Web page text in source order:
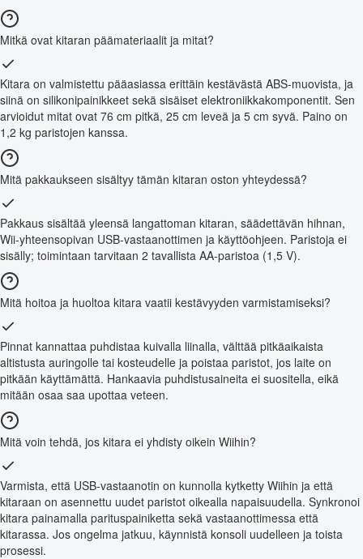
Mitkä ovat kitaran päämateriaalit ja mitat?
Kitara on valmistettu pääasiassa erittäin kestävästä ABS-muovista, ja
siinä on silikonipainikkeet sekä sisäiset elektroniikkakomponentit. Sen
arvioidut mitat ovat 76 cm pitkä, 25 cm leveä ja 5 cm syvä. Paino on
1,2 kg paristojen kanssa.
Mitä pakkaukseen sisältyy tämän kitaran oston yhteydessä?
Pakkaus sisältää yleensä langattoman kitaran, säädettävän hihnan,
Wii-yhteensopivan USB-vastaanottimen ja käyttöohjeen. Paristoja ei
sisälly; toimintaan tarvitaan 2 tavallista AA-paristoa (1,5 V).
Mitä hoitoa ja huoltoa kitara vaatii kestävyyden varmistamiseksi?
Pinnat kannattaa puhdistaa kuivalla liinalla, välttää pitkäaikaista
altistusta auringolle tai kosteudelle ja poistaa paristot, jos laite on
pitkään käyttämättä. Hankaavia puhdistusaineita ei suositella, eikä
mitään osaa saa upottaa veteen.
Mitä voin tehdä, jos kitara ei yhdisty oikein Wiihin?
Varmista, että USB-vastaanotin on kunnolla kytketty Wiihin ja että
kitaraan on asennettu uudet paristot oikealla napaisuudella. Synkronoi
kitara painamalla parituspainiketta sekä vastaanottimessa että
kitarassa. Jos ongelma jatkuu, käynnistä konsoli uudelleen ja toista
prosessi.